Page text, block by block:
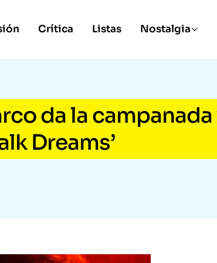
Crítica Listas Nostalgia
da la campanada
Dreams’